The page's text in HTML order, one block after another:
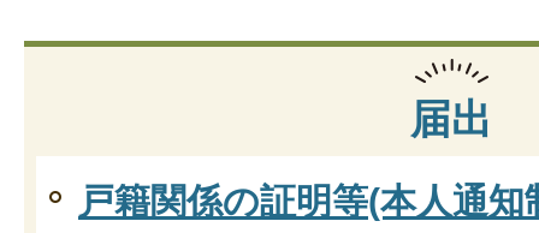
届出
戸籍関係の証明等(本人通